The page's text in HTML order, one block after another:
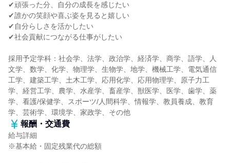
✔頑張った分、自分の成長を感じたい
✔誰かの笑顔や喜ぶ姿を見ると嬉しい
✔自分らしさを活かしたい
✔社会貢献につながる仕事がしたい
採用予定学科：社会学、法学、政治学、経済学、商学、語学、人
文学、数学、化学、物理学、生物学、地学、機械工学、電気通信
工学、建築工学、土木工学、応用化学、応用物理学、原子力工
学、経営工学、農学、水産学、畜産学、獣医学、医学、歯学、薬
学、看護/保健学、スポーツ/人間科学、情報学、教員養成、教育
学、芸術学、環境学、家政学、その他
報酬・交通費
給与詳細
※基本給・固定残業代の総額